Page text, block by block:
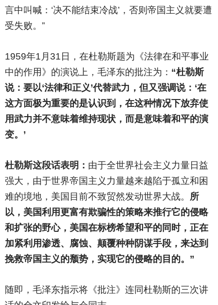
言中叫喊：‘决不能结束冷战’，否则帝国主义就要遭
受失败。”
1959年1月31日，在杜勒斯题为《法律在和平事业
中的作用》的演说上，毛泽东的批注为： “杜勒斯
说：要以‘法律和正义’代替武力，但又强调说：‘在
这方面极为重要的是认识到，在这种情况下放弃使
用武力并不意味着维持现状，而是意味着和平的演
变。’
杜勒斯这段话表明： 由于全世界社会主义力量日益
强大，由于世界帝国主义力量越来越陷于孤立和困
难的境地，美国目前不致贸然发动世界大战。
所
以，美国利用更富有欺骗性的策略来推行它的侵略
和扩张的野心，美国在标榜希望和平的同时，正在
加紧利用渗透、腐蚀、颠覆种种阴谋手段，来达到
挽救帝国主义的颓势，实现它的侵略的目的。”
随即，毛泽东指示将《批注》连同杜勒斯的三次讲